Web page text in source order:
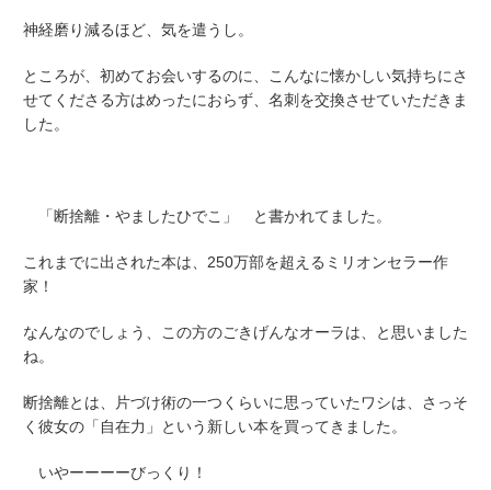
神経磨り減るほど、気を遣うし。
ところが、初めてお会いするのに、こんなに懐かしい気持ちにさ
せてくださる方はめったにおらず、名刺を交換させていただきま
した。
「断捨離・やましたひでこ」 と書かれてました。
これまでに出された本は、250万部を超えるミリオンセラー作
家！
なんなのでしょう、この方のごきげんなオーラは、と思いました
ね。
断捨離とは、片づけ術の一つくらいに思っていたワシは、さっそ
く彼女の 「自在力」 という新しい本を買ってきました。
いやーーーーびっくり！